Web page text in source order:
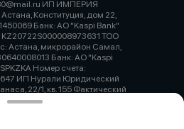
ИП ИМПЕРИЯ
Конституция, дом 22,
Банк: АО "Kaspi Bank"
ТОО
Астана, микрорайон Самал,
Банк: АО "Kaspi
Номер счета:
ИП Нурали Юридический
22/1, кв. 155 Фактический
Шахтерова, 82/2а ИИН/БИН: